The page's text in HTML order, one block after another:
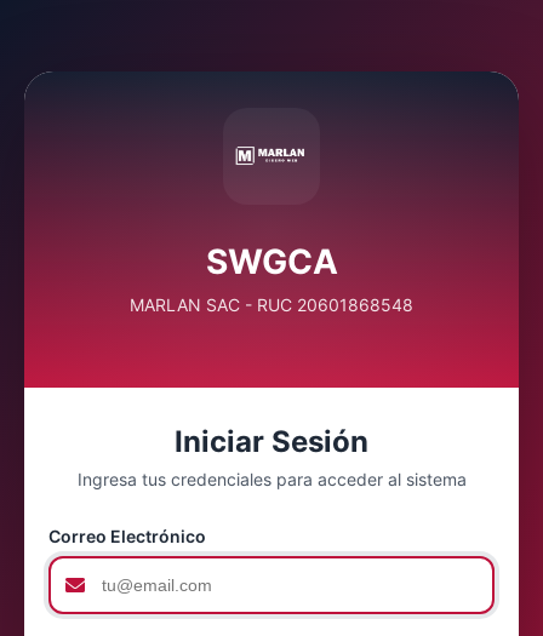
SWGCA
MARLAN SAC - RUC 20601868548
Iniciar Sesión
Ingresa tus credenciales para acceder al sistema
Correo Electrónico